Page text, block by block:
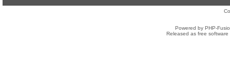
Powered by PHP-
Released as free